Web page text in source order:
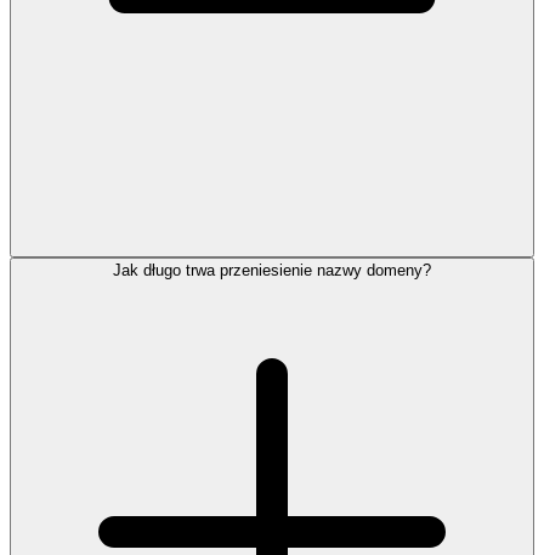
Jak długo trwa przeniesienie nazwy domeny?